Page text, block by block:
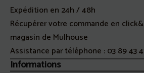
Pâle
Le
Glacier
Sobetière
Magimix
Expédition en 24h / 48h
Récupérer votre commande en
magasin de Mulhouse
Assistance par téléphone :03 89 43
Informations